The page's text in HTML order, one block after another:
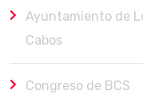
Ayuntamiento de
Cabos
Congreso de BCS